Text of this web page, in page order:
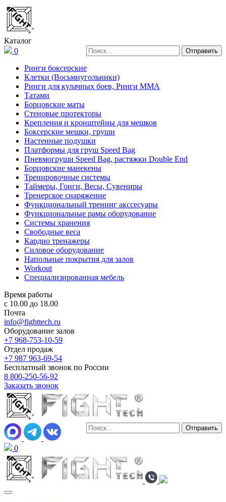
Каталог
0
Ринги боксерские
Клетки (Восьмиугольники)
Ринги для кулачных боев, Ринги ММА
Татами
Борцовские маты
Стеновые протекторы
Крепления и кронштейны для мешков
Боксерские мешки, груши
Настенные подушки
Платформы для груш Speed Bag
Пневмогруши Speed Bag, растяжки Double End
Борцовские манекены
Тренировочные системы
Таймеры, Гонги, Весы, Сувениры
Тренерское снаряжение
Функциональный тренинг акссесуары
Функциональные рамы оборудование
Системы хранения
Свободные веса
Кардио тренажеры
Силовое оборудование
Напольные покрытия для залов
Workout
Специализированная мебель
Время работы
с 10.00 до 18.00
Почта
info@fighttech.ru
Оборудование залов
+7 968-753-10-59
Отдел продаж
+7 987 963-69-54
Бесплатный звонок по России
8 800-250-56-92
Заказать звонок
0